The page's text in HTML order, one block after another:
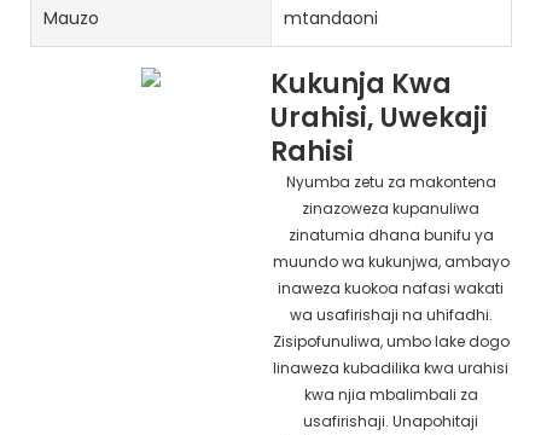
Mauzo
mtandaoni
Kukunja Kwa
Urahisi, Uwekaji
Rahisi
Nyumba zetu za makontena
zinazoweza kupanuliwa
zinatumia dhana bunifu ya
muundo wa kukunjwa, ambayo
inaweza kuokoa nafasi wakati
wa usafirishaji na uhifadhi.
Zisipofunuliwa, umbo lake dogo
linaweza kubadilika kwa urahisi
kwa njia mbalimbali za
usafirishaji. Unapohitaji